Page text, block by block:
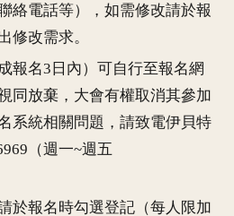
絡電話等），如需修改請於報
修改需求。
報名3日內）可自行至報名網
同放棄，大會有權取消其參加
系統相關問題，請致電伊貝特
（週一~週五
於報名時勾選登記（每人限加